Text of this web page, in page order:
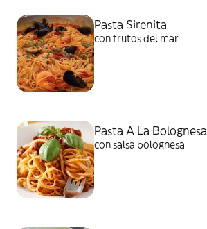
Pasta Sirenita
con frutos del mar
Pasta A La Bolognesa
con salsa bolognesa